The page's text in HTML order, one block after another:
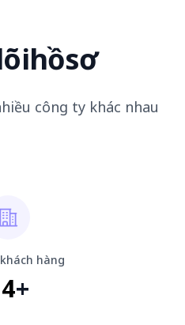
hồsơ
công ty khác nhau
hàng
+